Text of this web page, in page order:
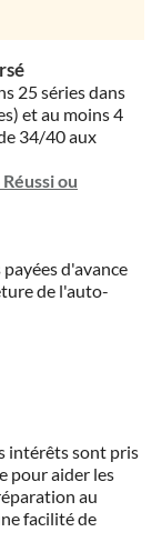
25 séries dans
et au moins 4
34/40 aux
ou
d'avance
de l'auto-
intérêts sont pris
pour aider les
au
facilité de